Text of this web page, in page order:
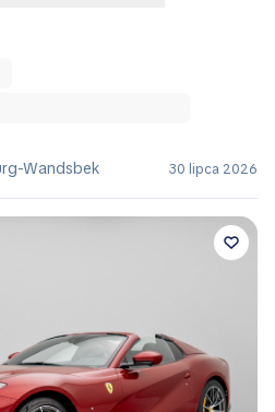
Wandsbek
30 lipca 2026